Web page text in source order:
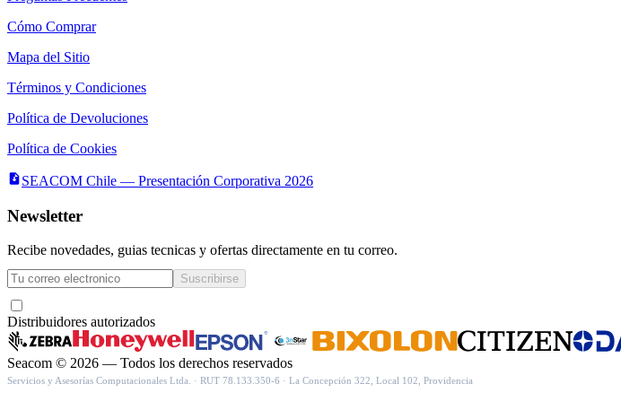
Cómo Comprar
Mapa del Sitio
Términos y Condiciones
Política de Devoluciones
Política de Cookies
SEACOM Chile — Presentación Corporativa 2026
Newsletter
Recibe novedades, guias tecnicas y ofertas directamente en tu correo.
Suscribirse
Distribuidores autorizados
Seacom © 2026 — Todos los derechos reservados
Servicios y Asesorías Computacionales Ltda. · RUT 78.133.350-6 · La Concepción 322, Local 102, Providencia